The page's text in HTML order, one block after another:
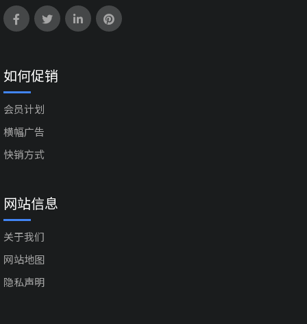
如何促销
会员计划
横幅广告
快销方式
网站信息
关于我们
网站地图
隐私声明